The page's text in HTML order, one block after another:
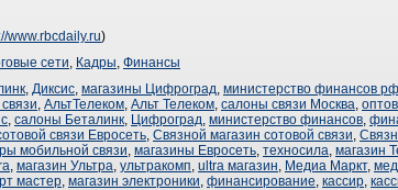
www.rbcdaily.ru)
сети, Кадры, Финансы
, Диксис, магазины Цифроград, министерство финансов рф
, АльтТелеком, Альт Телеком, салоны связи Москва,
, салоны Беталинк, Цифроград, министерство финансов,
связи Евросеть, Связной магазин сотовой связи,
мобильной связи, магазины Евросеть, техносила, магазин
, магазин Ультра, ультракомп, ultra магазин, Медиа Маркт,
мастер, магазин электроники, финансирование, кассир,